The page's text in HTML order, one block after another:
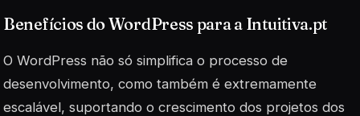
Benefícios do WordPress para a Intuitiva.pt
O WordPress não só simplifica o processo de
desenvolvimento, como também é extremamente
escalável, suportando o crescimento dos projetos dos